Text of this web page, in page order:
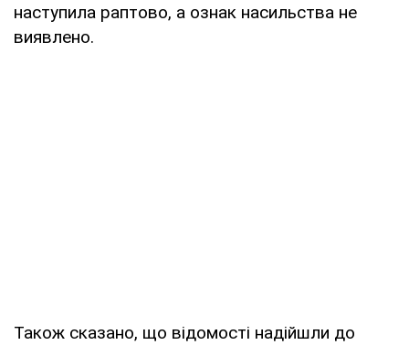
наступила раптово, а ознак насильства не
виявлено.
Також сказано, що відомості надійшли до